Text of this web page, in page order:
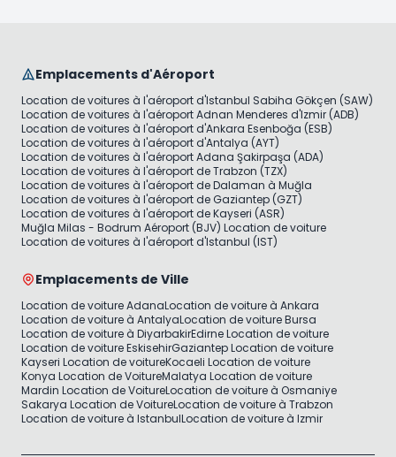
Emplacements d'Aéroport
Location de voitures à l'aéroport d'Istanbul Sabiha Gökçen (SAW)
Location de voitures à l'aéroport Adnan Menderes d'Izmir (ADB)
Location de voitures à l'aéroport d'Ankara Esenboğa (ESB)
Location de voitures à l'aéroport d'Antalya (AYT)
Location de voitures à l'aéroport Adana Şakirpaşa (ADA)
Location de voitures à l'aéroport de Trabzon (TZX)
Location de voitures à l'aéroport de Dalaman à Muğla
Location de voitures à l'aéroport de Gaziantep (GZT)
Location de voitures à l'aéroport de Kayseri (ASR)
Muğla Milas - Bodrum Aéroport (BJV) Location de voiture
Location de voitures à l'aéroport d'Istanbul (IST)
Emplacements de Ville
Location de voiture AdanaLocation de voiture à Ankara
Location de voiture à AntalyaLocation de voiture Bursa
Location de voiture à DiyarbakirEdirne Location de voiture
Location de voiture EskisehirGaziantep Location de voiture
Kayseri Location de voitureKocaeli Location de voiture
Konya Location de VoitureMalatya Location de voiture
Mardin Location de VoitureLocation de voiture à Osmaniye
Sakarya Location de VoitureLocation de voiture à Trabzon
Location de voiture à IstanbulLocation de voiture à Izmir